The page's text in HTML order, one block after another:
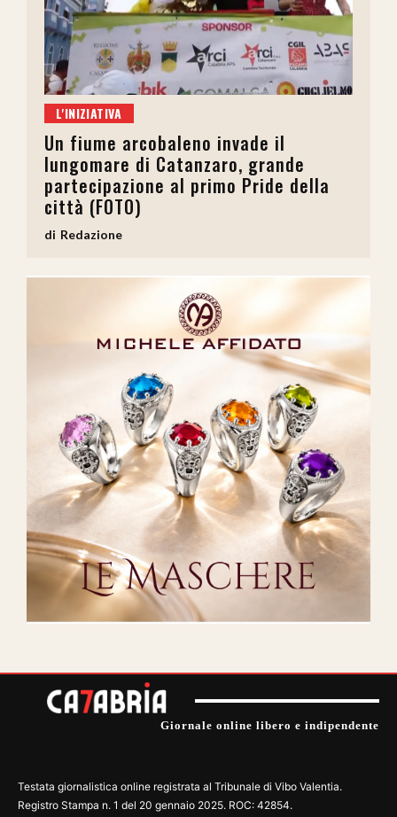
L'INIZIATIVA
Un fiume arcobaleno invade il
lungomare di Catanzaro, grande
partecipazione al primo Pride della
città (FOTO)
Redazione
Giornale online libero e indipendente
Testata giornalistica online registrata al Tribunale di Vibo Valentia.
Registro Stampa n. 1 del 20 gennaio 2025. ROC: 42854.